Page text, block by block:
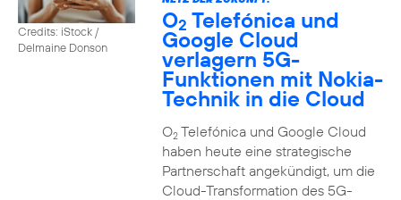
Credits: iStock /
Delmaine Donson
O2 Telefónica und
Google Cloud
verlagern 5G-
Funktionen mit Nokia-
Technik in die Cloud
O2Telefónica und Google Cloud
haben heute eine strategische
Partnerschaft angekündigt, um die
Cloud-Transformation des 5G-